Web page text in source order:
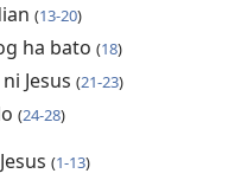
(13-20)
ha bato (18)
Jesus (21-23)
(24-28)
(1-13)